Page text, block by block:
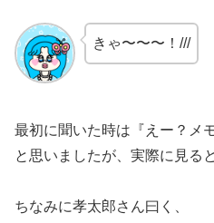
きゃ〜〜〜！///
最初に聞いた時は『えー？メ
と思いましたが、実際に見る
ちなみに孝太郎さん曰く、